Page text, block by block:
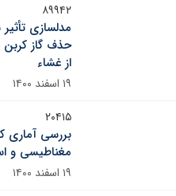
۸۹۹۴۲
مدلسازی
حذف گاز کربن
از غشاء
۱۹ اسفند ۱۴۰۰
۲۰۴۱۵
بررسی
مغناطیسی و
۱۹ اسفند ۱۴۰۰